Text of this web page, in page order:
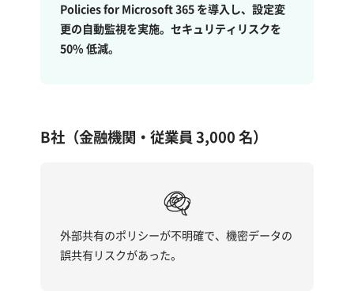
Policies for Microsoft 365 を導入し、設定変
更の自動監視を実施。セキュリティリスクを
50% 低減。
B社（金融機関・従業員 3,000 名）
外部共有のポリシーが不明確で、機密データの
誤共有リスクがあった。